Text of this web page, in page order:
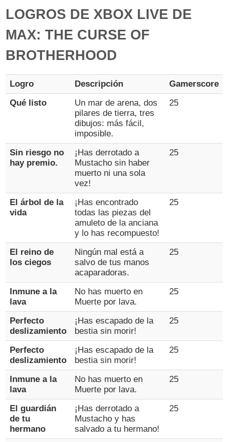
LOGROS DE XBOX LIVE DE
MAX: THE CURSE OF
BROTHERHOOD
Logro Descripción
Gamerscore
Qué listo
Un mar de arena, dos
pilares de tierra, tres
dibujos: más fácil,
imposible.
25
Sin riesgo no
hay premio.
¡Has derrotado a
Mustacho sin haber
muerto ni una sola
vez!
25
El árbol de la
vida
¡Has encontrado
todas las piezas del
amuleto de la anciana
y lo has recompuesto!
25
El reino de
los ciegos
Ningún mal está a
salvo de tus manos
acaparadoras.
25
Inmune a la
lava
No has muerto en
Muerte por lava.
25
Perfecto
deslizamiento
¡Has escapado de la
bestia sin morir!
25
Perfecto
deslizamiento
¡Has escapado de la
bestia sin morir!
25
Inmune a la
lava
No has muerto en
Muerte por lava.
25
El guardián
de tu
hermano
¡Has derrotado a
Mustacho y has
salvado a tu hermano!
25